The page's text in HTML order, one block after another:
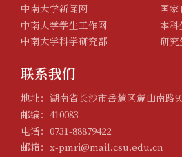
中南大学新闻网
中南大学学生工作网
中南大学科学研究部
国
本科
研
联系我们
地址：湖南省长沙市岳麓区麓山南路
邮编：410083
电话：0731-88879422
邮箱：x-pmri@mail.csu.edu.cn